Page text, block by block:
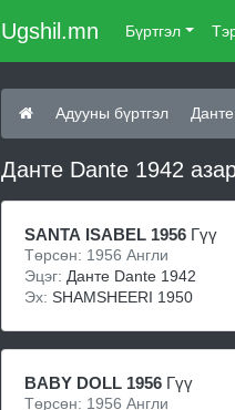
Ugshil.mn Бүртгэл
Адууны бүртгэл
Данте Dante 1942
SANTA ISABEL 1956 Гүү
Төрсөн: 1956 Англи
Эцэг: Данте Dante 1942
Эх: SHAMSHEERI 1950
BABY DOLL 1956 Гүү
Төрсөн: 1956 Англи